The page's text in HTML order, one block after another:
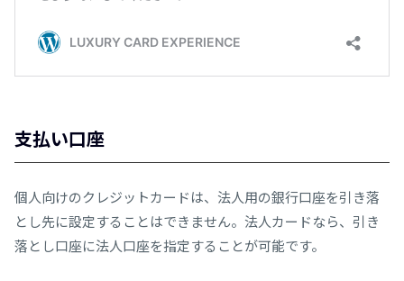
支払い口座
個人向けのクレジットカードは、法人用の銀行口座を引き落
とし先に設定することはできません。法人カードなら、引き
落とし口座に法人口座を指定することが可能です。